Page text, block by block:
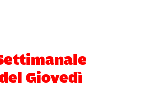
Giovedì